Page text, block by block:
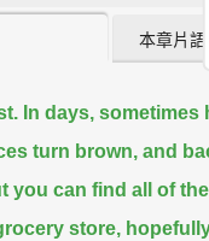
本章片
In days,
turn brown, and
you can find all of
store,